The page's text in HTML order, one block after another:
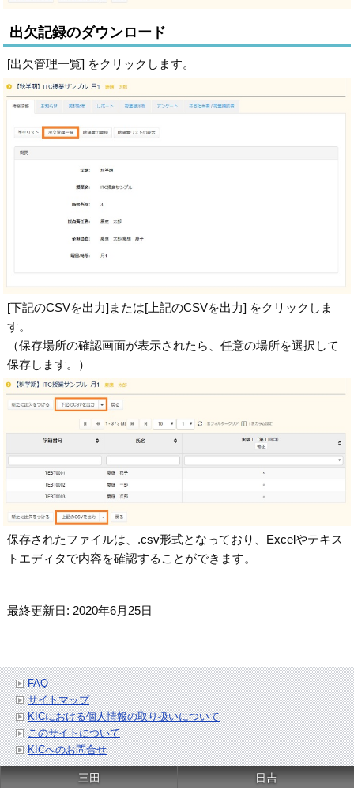
出欠記録のダウンロード
[出欠管理一覧] をクリックします。
[下記のCSVを出力]または[上記のCSVを出力] をクリックしま
す。
（保存場所の確認画面が表示されたら、任意の場所を選択して
保存します。）
保存されたファイルは、.csv形式となっており、Excelやテキス
トエディタで内容を確認することができます。
最終更新日: 2020年6月25日
FAQ
サイトマップ
KICにおける個人情報の取り扱いについて
このサイトについて
KICへのお問合せ
三田 日吉